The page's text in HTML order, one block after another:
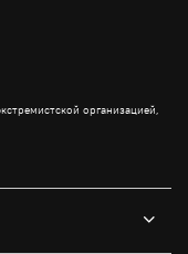
организацией,